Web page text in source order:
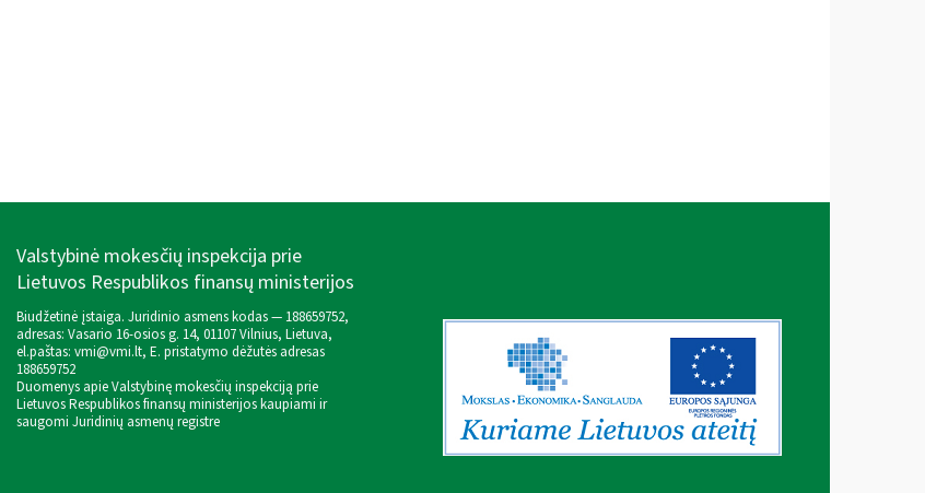
Valstybinė mokesčių inspekcija prie
Lietuvos Respublikos finansų ministerijos
Biudžetinė įstaiga. Juridinio asmens kodas — 188659752,
adresas: Vasario 16-osios g. 14, 01107 Vilnius, Lietuva,
el.paštas: vmi@vmi.lt, E. pristatymo dėžutės adresas
188659752
Duomenys apie Valstybinę mokesčių inspekciją prie
Lietuvos Respublikos finansų ministerijos kaupiami ir
saugomi Juridinių asmenų registre